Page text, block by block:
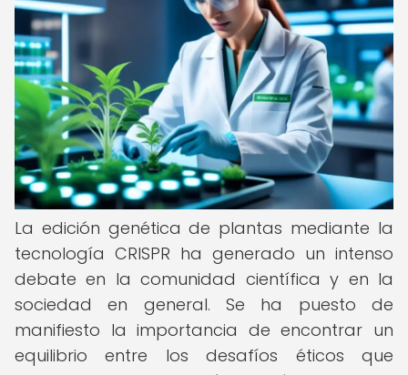
La edición genética de plantas mediante la
tecnología CRISPR ha generado un intenso
debate en la comunidad científica y en la
sociedad en general. Se ha puesto de
manifiesto la importancia de encontrar un
equilibrio entre los desafíos éticos que